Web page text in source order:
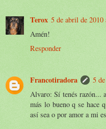
Terox 5 de abril de 2010
Amén!
Responder
Francotiradora
5
Alvaro: Sí tenés razón...
más lo bueno q se hace
así sea o por amor a mi